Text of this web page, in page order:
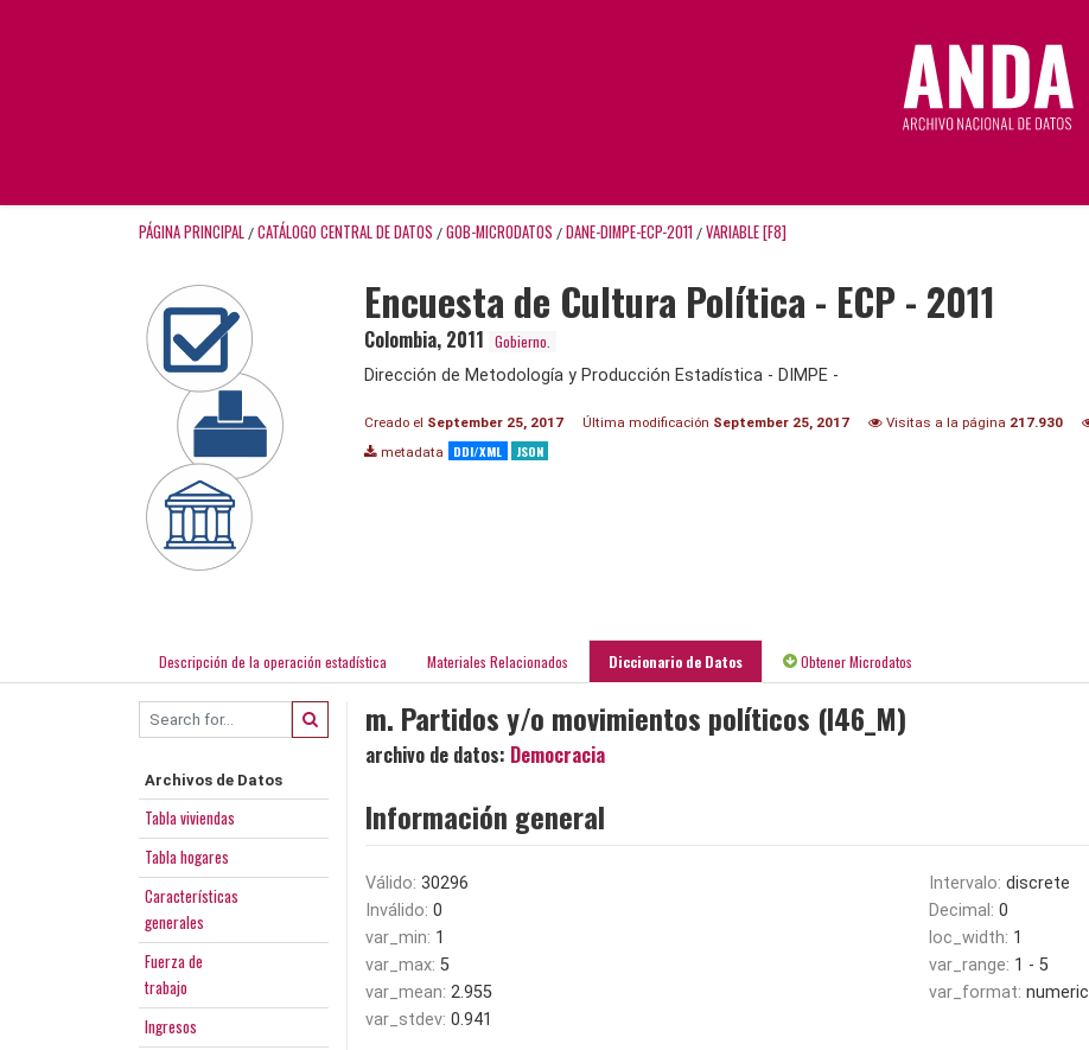
PÁGINA PRINCIPAL / CATÁLOGO CENTRAL DE DATOS / GOB-MICRODATOS / DANE-DIMPE-ECP-2011 / VARIABLE [F8]
Encuesta de Cultura Política - ECP - 2011
Colombia, 2011 Gobierno.
Dirección de Metodología y Producción Estadística - DIMPE -
Creado el September 25, 2017 Última modificación September 25, 2017 Visitas a la página 217.930
metadata DDI/XML JSON
Descripción de la operación estadística Materiales Relacionados Diccionario de Datos Obtener Microdatos
Archivos de Datos
Tabla viviendas
Tabla hogares
Características
generales
Fuerza de
trabajo
Ingresos
m. Partidos y/o movimientos políticos (I46_M)
archivo de datos: Democracia
Información general
Válido: 30296
Inválido: 0
var_min: 1
var_max: 5
var_mean: 2.955
var_stdev: 0.941
Intervalo: discrete
Decimal: 0
loc_width: 1
var_range: 1 - 5
var_format: numeric